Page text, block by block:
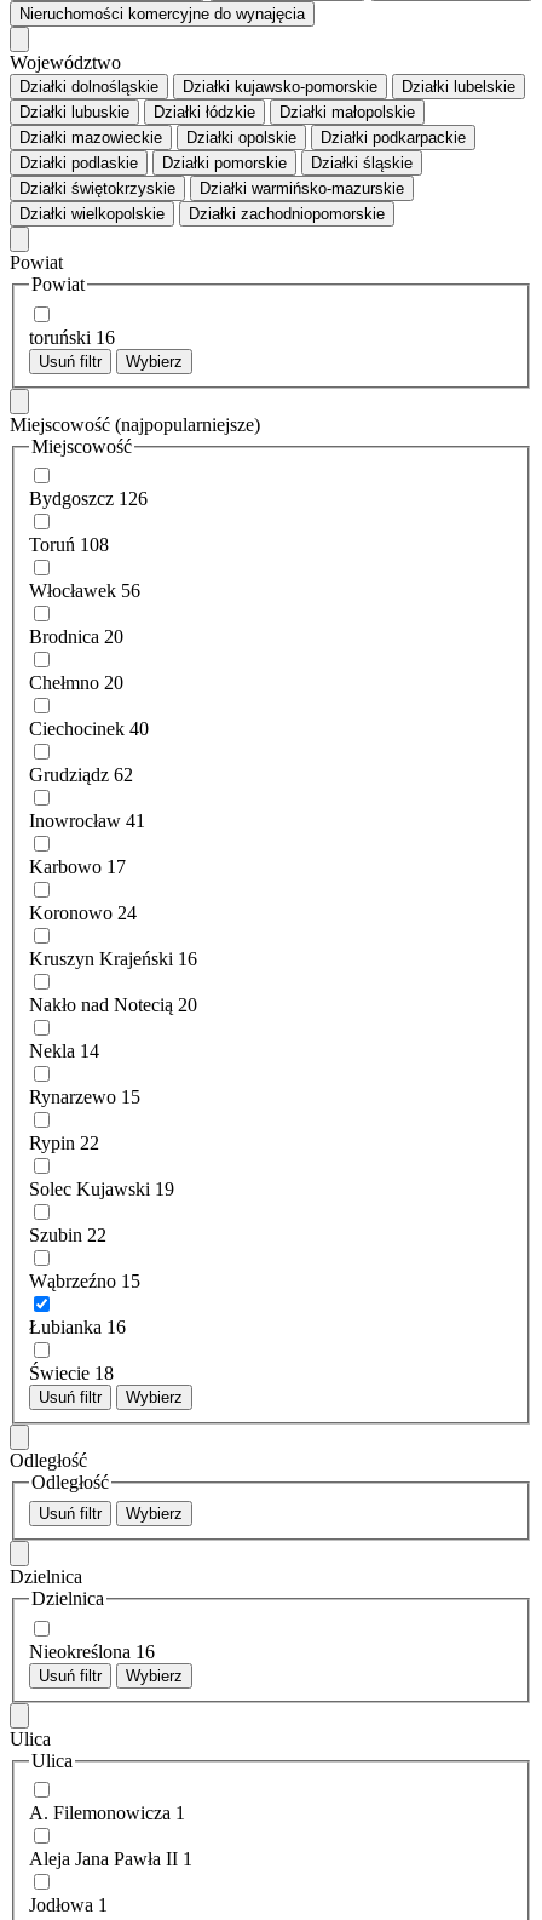
Nieruchomości komercyjne do wynajęcia
Województwo
Działki dolnośląskie Działki kujawsko-pomorskie
Działki lubelskie
Działki lubuskie
Działki łódzkie
Działki małopolskie
Działki mazowieckie
Działki opolskie
Działki podkarpackie
Działki podlaskie
Działki pomorskie
Działki śląskie
Działki świętokrzyskie
Działki warmińsko-mazurskie
Działki wielkopolskie
Działki zachodniopomorskie
Powiat
Powiat
toruński 16
Usuń filtr Wybierz
Miejscowość (najpopularniejsze)
Miejscowość
Bydgoszcz 126
Toruń 108
Włocławek 56
Brodnica 20
Chełmno 20
Ciechocinek 40
Grudziądz 62
Inowrocław 41
Karbowo 17
Koronowo 24
Kruszyn Krajeński 16
Nakło nad Notecią 20
Nekla 14
Rynarzewo 15
Rypin 22
Solec Kujawski 19
Szubin 22
Wąbrzeźno 15
Łubianka 16
Świecie 18
Usuń filtr Wybierz
Odległość
Odległość
Usuń filtr Wybierz
Dzielnica
Dzielnica
Nieokreślona 16
Usuń filtr Wybierz
Ulica
Ulica
A. Filemonowicza 1
Aleja Jana Pawła II 1
Jodłowa 1